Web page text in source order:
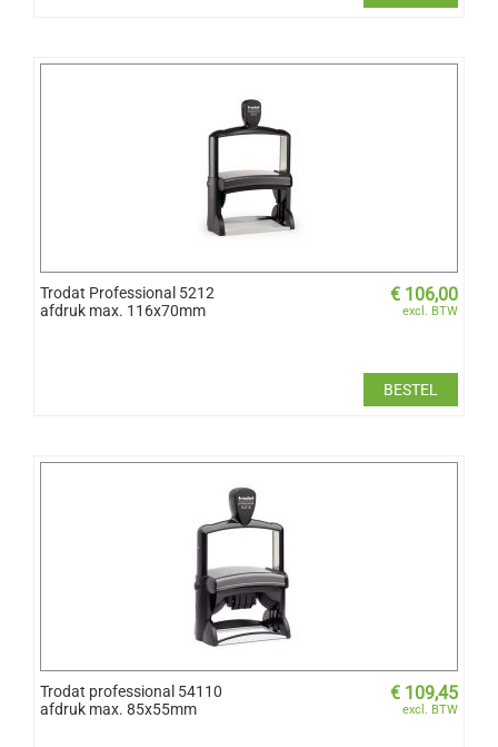
Trodat Professional 5212
afdruk max. 116x70mm
€ 106,00
excl. BTW
BESTEL
Trodat professional 54110
afdruk max. 85x55mm
€ 109,45
excl. BTW